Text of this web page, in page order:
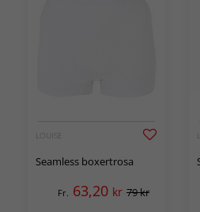
LOUISE
Seamless boxertrosa
Fr. 63,20 kr 79 kr